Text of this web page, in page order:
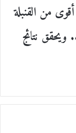
من القنبلة
ويحقق نتائج